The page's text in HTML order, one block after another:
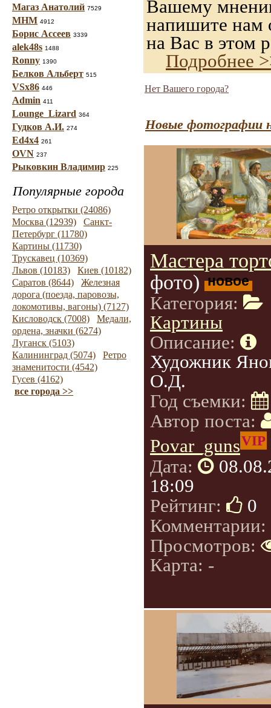
Магаз Анатолий 7529
МНМ 4912
Борис Ассеев 3339
alek48s 1488
Ronny 1390
Белков Альберт 515
VSx86 446
Admin 411
Lounge_Lizard 364
Гудков А.И. 274
Ed4x4 261
OVN 237
Рыковкин Владимир 225
Популярные города
Ретро открытки (24086)
Москва (12939)
Санкт-
Петербург (11780)
Картины (11730)
Трускавец (10369)
Львов (10183)
Киев (10182)
Саратов (8644)
Железная
дорога (поезда, паровозы,
локомотивы, вагоны) (7127)
Кисловодск (7008)
Медали,
ордена, значки (6274)
Луганск (5103)
Калининград (5074)
Ретро
знаменитости (4542)
Гусев (4162)
все города >>
Вашему
напишите нам
на Вас в этом
Подробнее
Нет Вашего города?
Новые фотографии
Мастера
фото) новое
Категория:
Картины
Описание:
Художник
О.Д.
Год съемки:
Автор поста:
Povar_gunsVIP
Дата:
18:09
Рейтинг:
0
Комментарии:
Просмотров:
Карта: -